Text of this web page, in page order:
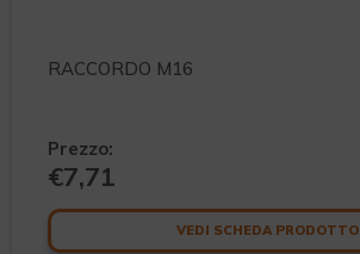
RACCORDO M16
Prezzo:
€7,71
VEDI SCHEDA PRODOTTO